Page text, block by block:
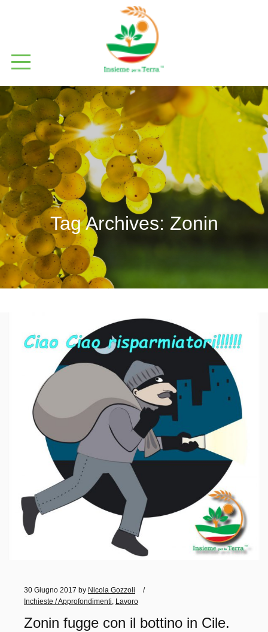
Tag Archives: Zonin
30 Giugno 2017 by Nicola Gozzoli
Inchieste / Approfondimenti
Lavoro
Zonin fugge con il bottino in Cile.